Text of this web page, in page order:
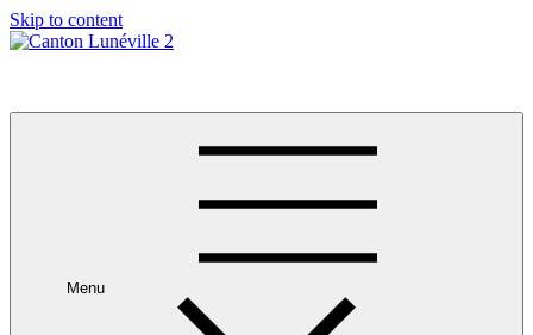
Skip to content
Menu